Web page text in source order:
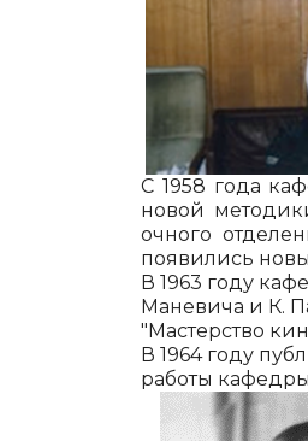
С 1958 года
новой
очного
появились
В 1963 году
Маневича и К.
"Мастерство
В 1964 году
работы